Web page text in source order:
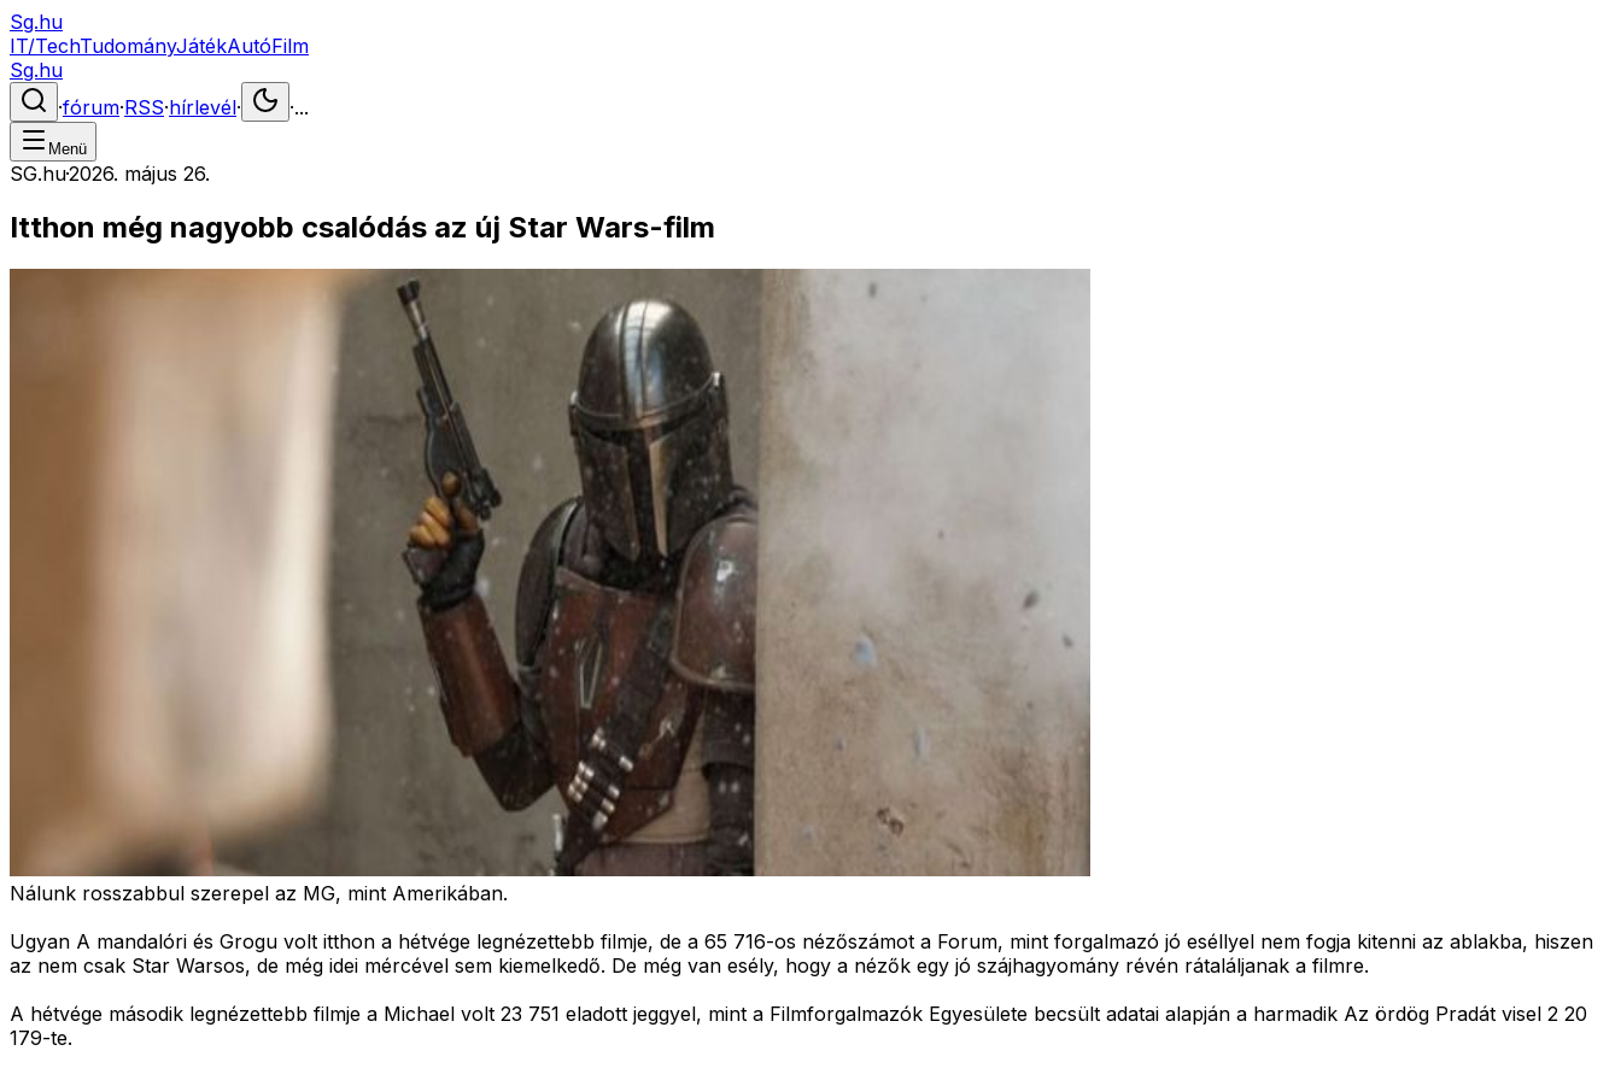
Sg.hu
IT/TechTudományJátékAutóFilm
Sg.hu
·fórum·RSS·hírlevél· ·...
Menü
SG.hu·2026. május 26.
Itthon még nagyobb csalódás az új Star Wars-film
Nálunk rosszabbul szerepel az MG, mint Amerikában.
Ugyan A mandalóri és Grogu volt itthon a hétvége legnézettebb filmje, de a 65 716-os nézőszámot a Forum, mint forgalmazó jó eséllyel nem fogja kitenni az ablakba, hiszen
az nem csak Star Warsos, de még idei mércével sem kiemelkedő. De még van esély, hogy a nézők egy jó szájhagyomány révén rátaláljanak a filmre.
A hétvége második legnézettebb filmje a Michael volt 23 751 eladott jeggyel, mint a Filmforgalmazók Egyesülete becsült adatai alapján a harmadik Az ördög Pradát visel 2 20
179-te.